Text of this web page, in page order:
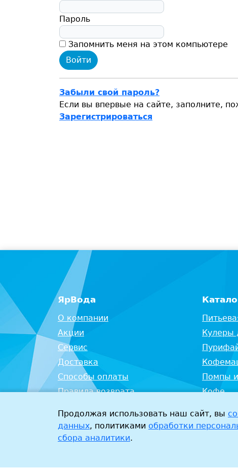
Пароль
Запомнить меня на этом компьютере
Забыли свой пароль?
Если вы впервые на сайте, заполните,
Зарегистрироваться
ЯрВода
О компании
Акции
Сервис
Доставка
Способы оплаты
Правила возврата
Кулеры
Помпы
Кофе
Продолжая использовать наш сайт, вы
данных, политиками обработки
сбора аналитики.